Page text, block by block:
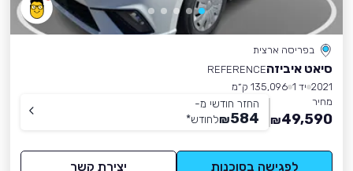
בפריסה ארצית
סיאט איביזהREFERENCE
2021 יד 1
135,096 ק״מ
מחיר
49,590
₪
החזר חודשי מ-
584
₪לחודש*
לפגישה בסוכנות יצירת קשר